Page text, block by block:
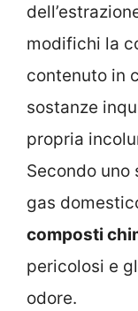
modifichi la
contenuto in
sostanze
propria
Secondo uno
gas
composti
pericolosi e
odore.